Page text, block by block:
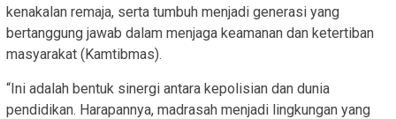
kenakalan remaja, serta tumbuh menjadi generasi yang
bertanggung jawab dalam menjaga keamanan dan ketertiban
masyarakat (Kamtibmas).
“Ini adalah bentuk sinergi antara kepolisian dan dunia
pendidikan. Harapannya, madrasah menjadi lingkungan yang